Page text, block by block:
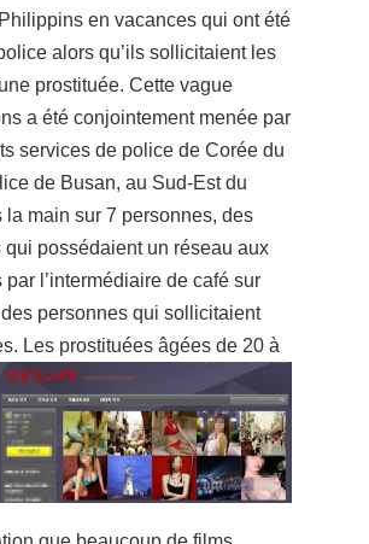
en vacances qui ont été
alors qu’ils sollicitaient les
prostituée. Cette vague
a été conjointement menée par
services de police de Corée du
de Busan, au Sud-Est du
la main sur 7 personnes, des
qui possédaient un réseau aux
l’intermédiaire de café sur
des personnes qui sollicitaient
Les prostituées âgées de 20 à